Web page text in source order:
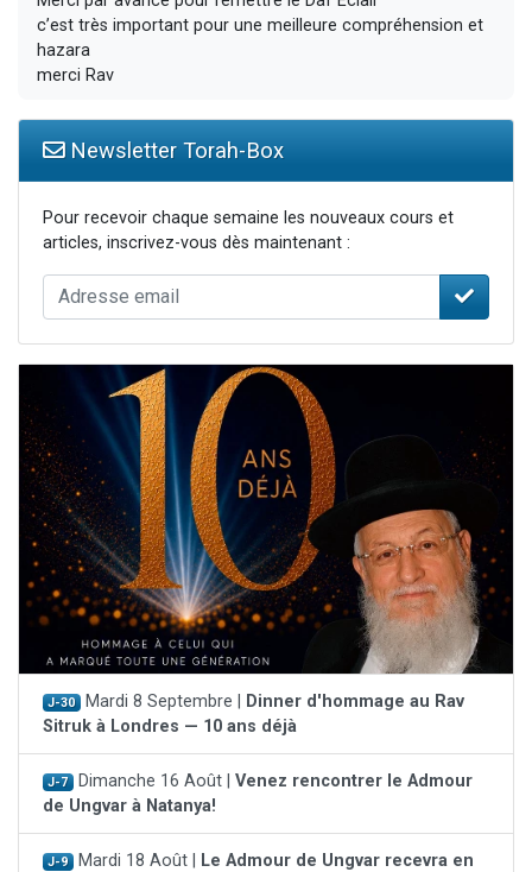
c’est très important pour une meilleure compréhension et
hazara
merci Rav
Newsletter Torah-Box
Pour recevoir chaque semaine les nouveaux cours et
articles, inscrivez-vous dès maintenant :
J-30 Mardi 8 Septembre |
Dinner d'hommage au Rav
Sitruk à Londres — 10 ans déjà
J-7 Dimanche 16 Août | Venez rencontrer le Admour
de Ungvar à Natanya!
J-9 Mardi 18 Août |
Le Admour de Ungvar recevra en